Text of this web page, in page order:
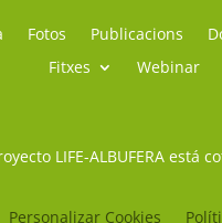
Fotos Publicacions
Fitxes
Webinar
LIFE-ALBUFERA está
Personalizar Cookies